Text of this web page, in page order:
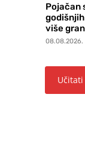
Pojačan
više
08.08.2026.
Učitati